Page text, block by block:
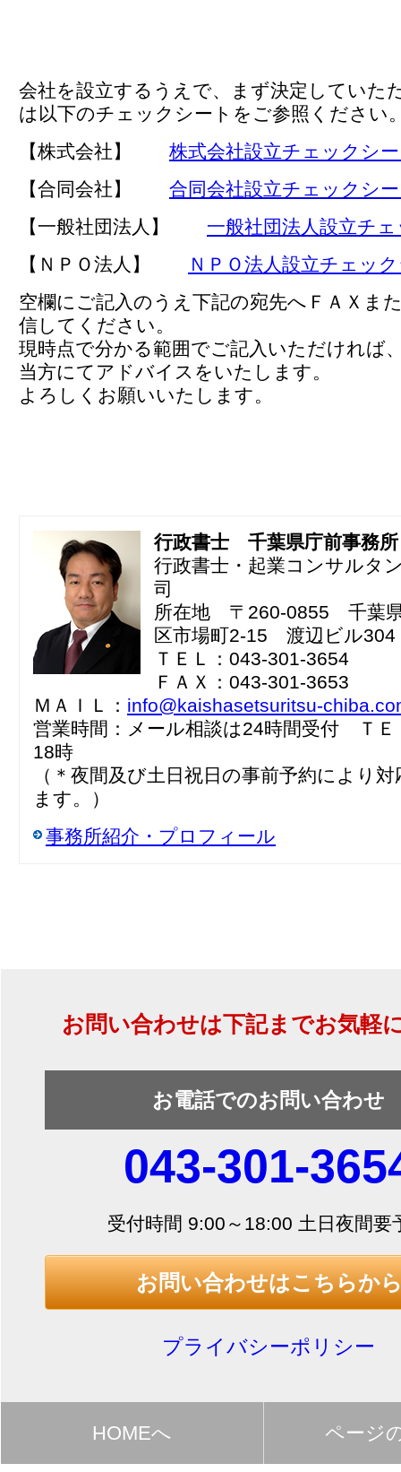
会社を設立するうえで、まず決定していた
は以下のチェックシートをご参照ください
【株式会社】 株式会社設立チェックシ
【合同会社】 合同会社設立チェックシ
【一般社団法人】 一般社団法人設立チ
【ＮＰＯ法人】
ＮＰＯ法人設立チェッ
空欄にご記入のうえ下記の宛先へＦＡＸま
信してください。
現時点で分かる範囲でご記入いただければ
当方にてアドバイスをいたします。
よろしくお願いいたします。
行政書士 千葉県庁前事務所
行政書士・起業コンサルタ
司
所在地 〒260-0855 千葉
区市場町2-15 渡辺ビル304
ＴＥＬ：043-301-3654
ＦＡＸ：043-301-3653
ＭＡＩＬ： info@kaishasetsuritsu-
営業時間：メール相談は24時間受付 ＴＥ
18時
（＊夜間及び土日祝日の事前予約により
ます。）
事務所紹介・プロフィール
お問い合わせは下記までお気軽
お電話でのお問い合わせ
043-301-
受付時間 9:00～18:00 土日夜間要
お問い合わせはこちらか
プライバシーポリシー
HOMEへ ページ